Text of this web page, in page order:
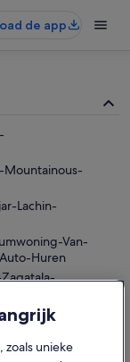
de app
Lachin-
Van-
Huren
zoals unieke